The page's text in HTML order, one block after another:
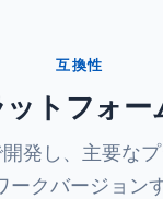
互換性
トフォー
発し、主要な
ークバージョン